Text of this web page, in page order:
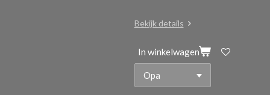
Bekijk details
In winkelwagen